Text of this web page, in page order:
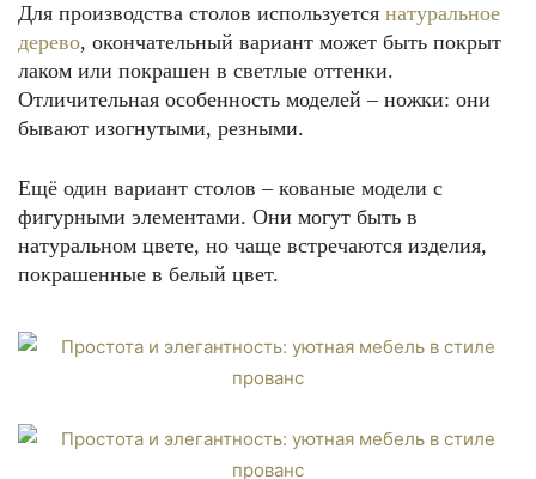
Для производства столов используется натуральное
дерево, окончательный вариант может быть покрыт
лаком или покрашен в светлые оттенки.
Отличительная особенность моделей – ножки: они
бывают изогнутыми, резными.
Ещё один вариант столов – кованые модели с
фигурными элементами. Они могут быть в
натуральном цвете, но чаще встречаются изделия,
покрашенные в белый цвет.